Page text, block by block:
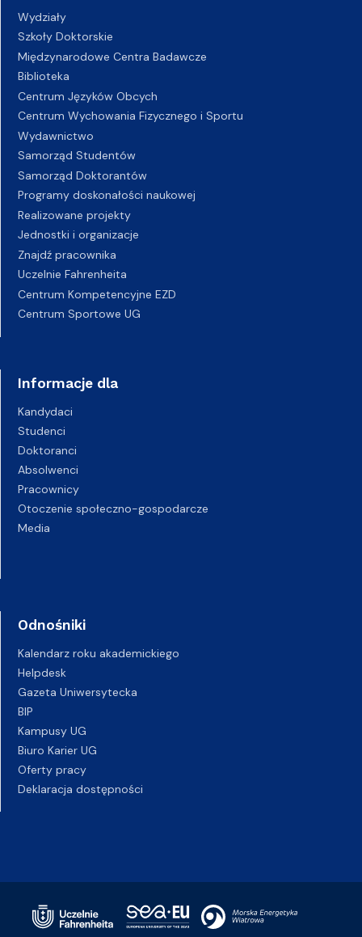
Wydziały
Szkoły Doktorskie
Międzynarodowe Centra Badawcze
Biblioteka
Centrum Języków Obcych
Centrum Wychowania Fizycznego i Sportu
Wydawnictwo
Samorząd Studentów
Samorząd Doktorantów
Programy doskonałości naukowej
Realizowane projekty
Jednostki i organizacje
Znajdź pracownika
Uczelnie Fahrenheita
Centrum Kompetencyjne EZD
Centrum Sportowe UG
Informacje dla
Kandydaci
Studenci
Doktoranci
Absolwenci
Pracownicy
Otoczenie społeczno-gospodarcze
Media
Odnośniki
Kalendarz roku akademickiego
Helpdesk
Gazeta Uniwersytecka
BIP
Kampusy UG
Biuro Karier UG
Oferty pracy
Deklaracja dostępności